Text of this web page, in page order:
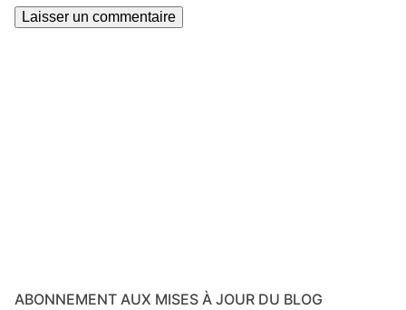
ABONNEMENT AUX MISES À JOUR DU BLOG